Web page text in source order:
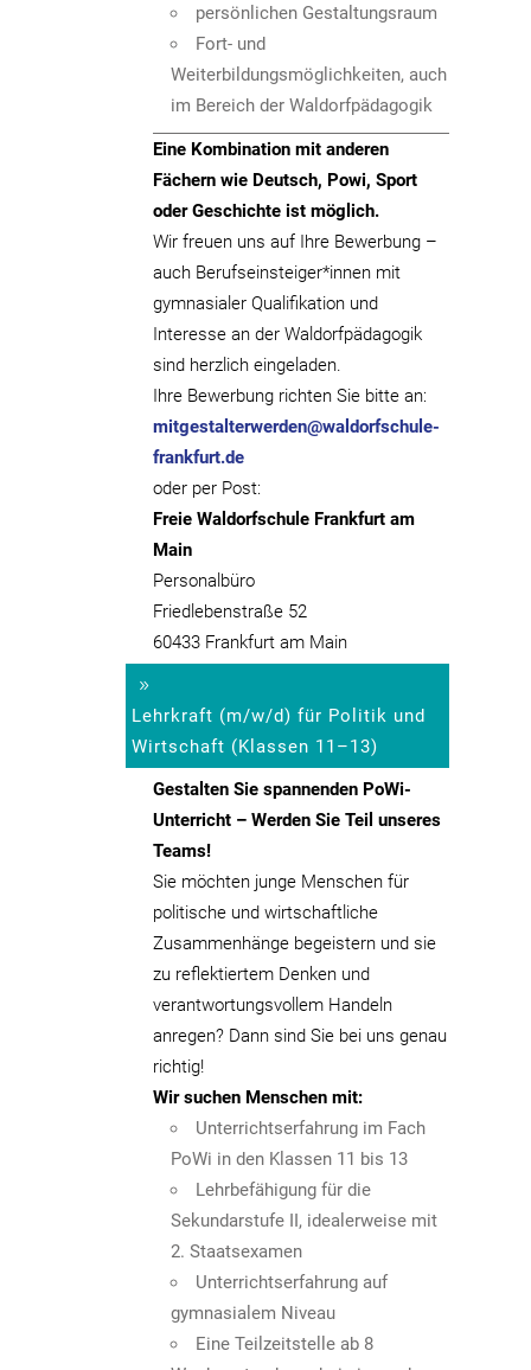
persönlichen Gestaltungsraum
Fort- und
Weiterbildungsmöglichkeiten, auch
im Bereich der Waldorfpädagogik
Eine Kombination mit anderen
Fächern wie Deutsch, Powi, Sport
oder Geschichte ist möglich.
Wir freuen uns auf Ihre Bewerbung –
auch Berufseinsteiger*innen mit
gymnasialer Qualifikation und
Interesse an der Waldorfpädagogik
sind herzlich eingeladen.
Ihre Bewerbung richten Sie bitte an:
mitgestalterwerden@waldorfschule-
frankfurt.de
oder per Post:
Freie Waldorfschule Frankfurt am
Main
Personalbüro
Friedlebenstraße 52
60433 Frankfurt am Main
Lehrkraft (m/w/d) für Politik und
Wirtschaft (Klassen 11–13)
Gestalten Sie spannenden PoWi-
Unterricht – Werden Sie Teil unseres
Teams!
Sie möchten junge Menschen für
politische und wirtschaftliche
Zusammenhänge begeistern und sie
zu reflektiertem Denken und
verantwortungsvollem Handeln
anregen? Dann sind Sie bei uns genau
richtig!
Wir suchen Menschen mit:
Unterrichtserfahrung im Fach
PoWi in den Klassen 11 bis 13
Lehrbefähigung für die
Sekundarstufe II, idealerweise mit
2. Staatsexamen
Unterrichtserfahrung auf
gymnasialem Niveau
Eine Teilzeitstelle ab 8